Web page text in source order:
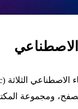
ومجموعة